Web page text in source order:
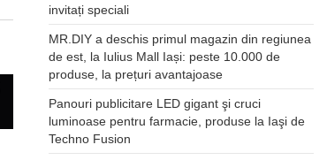
invitați speciali
MR.DIY a deschis primul magazin din regiunea
de est, la Iulius Mall Iași: peste 10.000 de
produse, la prețuri avantajoase
Panouri publicitare LED gigant şi cruci
luminoase pentru farmacie, produse la Iaşi de
Techno Fusion